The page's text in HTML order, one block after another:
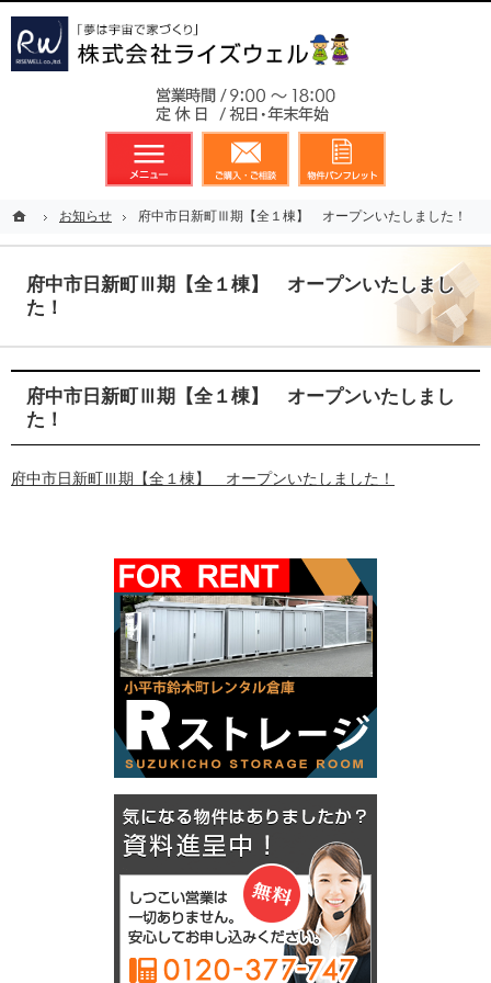
ホームお知らせ 府中市日新町Ⅲ期【全１棟】 オープンいたしました！
府中市日新町Ⅲ期【全１棟】 オープンいたしまし
た！
府中市日新町Ⅲ期【全１棟】 オープンいたしまし
た！
府中市日新町Ⅲ期【全１棟】 オープンいたしました！
メニュー 資料請求・お問合せ
ホームお知らせ 府中市日新町Ⅲ期【全１棟】 オープンいたしました！